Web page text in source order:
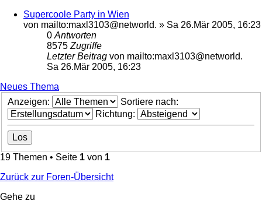
Supercoole Party in Wien
von mailto:maxl3103@networld. » Sa 26.Mär 2005, 16:23
0 Antworten
8575 Zugriffe
Letzter Beitrag von mailto:maxl3103@networld.
Sa 26.Mär 2005, 16:23
Neues Thema
Anzeigen:
Sortiere nach:
Richtung:
19 Themen • Seite 1 von 1
Zurück zur Foren-Übersicht
Gehe zu